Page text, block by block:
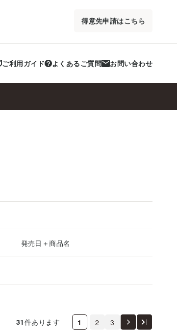
得意先申請はこちら
ご利用ガイド よくあるご質問 お問い合わせ
発売日＋商品名
31件あります 1 2 3